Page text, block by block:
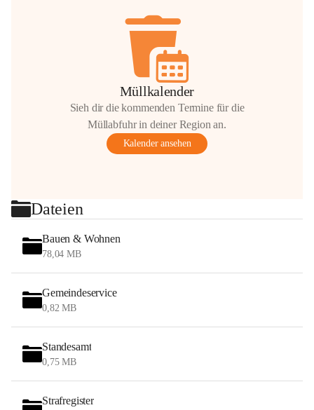
Müllkalender
Sieh dir die kommenden Termine für die
Müllabfuhr in deiner Region an.
Kalender ansehen
Dateien
Bauen & Wohnen
78,04 MB
Gemeindeservice
0,82 MB
Standesamt
0,75 MB
Strafregister